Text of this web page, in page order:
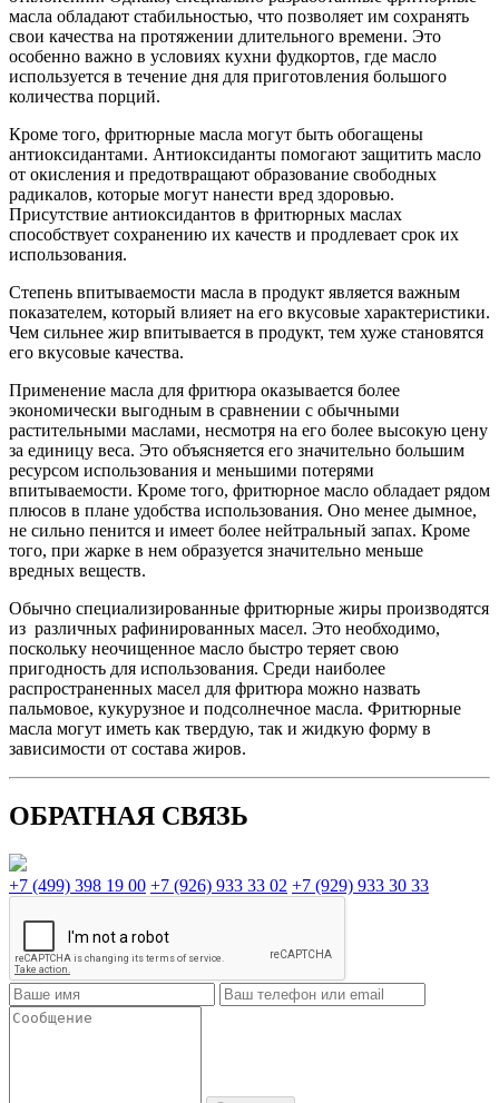
масла обладают стабильностью, что позволяет им сохранять
свои качества на протяжении длительного времени. Это
особенно важно в условиях кухни фудкортов, где масло
используется в течение дня для приготовления большого
количества порций.
Кроме того, фритюрные масла могут быть обогащены
антиоксидантами. Антиоксиданты помогают защитить масло
от окисления и предотвращают образование свободных
радикалов, которые могут нанести вред здоровью.
Присутствие антиоксидантов в фритюрных маслах
способствует сохранению их качеств и продлевает срок их
использования.
Степень впитываемости масла в продукт является важным
показателем, который влияет на его вкусовые характеристики.
Чем сильнее жир впитывается в продукт, тем хуже становятся
его вкусовые качества.
Применение масла для фритюра оказывается более
экономически выгодным в сравнении с обычными
растительными маслами, несмотря на его более высокую цену
за единицу веса. Это объясняется его значительно большим
ресурсом использования и меньшими потерями
впитываемости. Кроме того, фритюрное масло обладает рядом
плюсов в плане удобства использования. Оно менее дымное,
не сильно пенится и имеет более нейтральный запах. Кроме
того, при жарке в нем образуется значительно меньше
вредных веществ.
Обычно специализированные фритюрные жиры производятся
из различных рафинированных масел. Это необходимо,
поскольку неочищенное масло быстро теряет свою
пригодность для использования. Среди наиболее
распространенных масел для фритюра можно назвать
пальмовое, кукурузное и подсолнечное масла. Фритюрные
масла могут иметь как твердую, так и жидкую форму в
зависимости от состава жиров.
ОБРАТНАЯ СВЯЗЬ
+7 (499) 398 19 00 +7 (926) 933 33 02 +7 (929) 933 30 33